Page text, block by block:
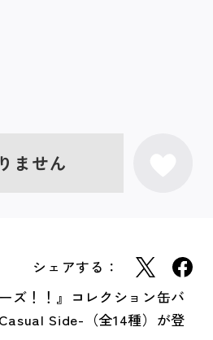
ません
シェアする：
ズ！！』コレクション缶バ
Side-（全14種）が登